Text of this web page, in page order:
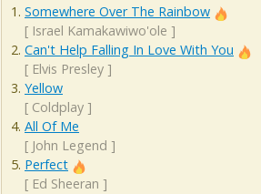
Somewhere Over The Rainbow
[ Israel Kamakawiwo'ole ]
Can't Help Falling In Love With You
[ Elvis Presley ]
Yellow
[ Coldplay ]
All Of Me
[ John Legend ]
Perfect
[ Ed Sheeran ]